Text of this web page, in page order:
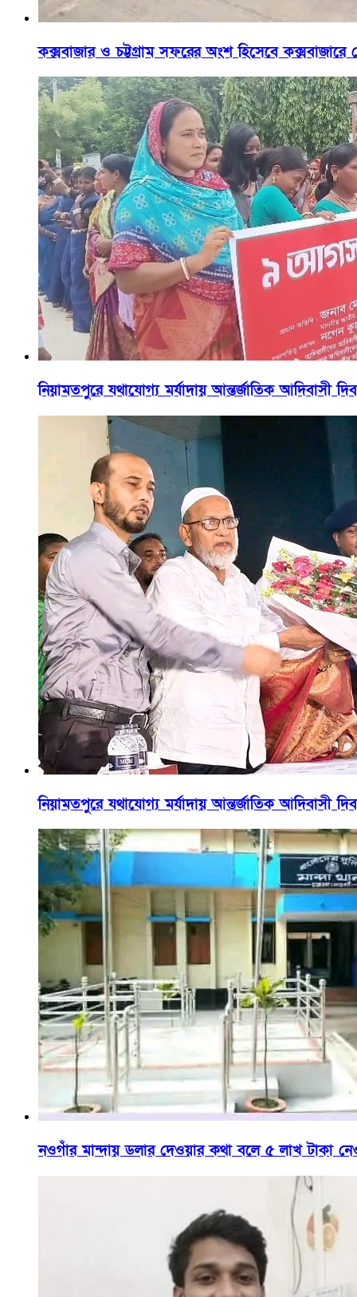
কক্সবাজার ও চট্টগ্রাম সফরের অংশ হিসেবে কক্সবাজারে
নিয়ামতপুরে যথাযোগ্য মর্যাদায় আন্তর্জাতিক আদিবাসী
নিয়ামতপুরে যথাযোগ্য মর্যাদায় আন্তর্জাতিক আদিবাসী
নওগাঁর মান্দায় ডলার দেওয়ার কথা বলে ৫ লাখ টাকা